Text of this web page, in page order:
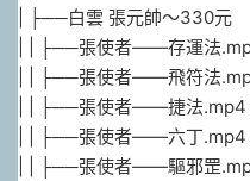
| ├──白雲 張元帥～330元
| | ├──張使者——存運法
| | ├──張使者——飛符法
| | ├──張使者——捷法.mp4
| | ├──張使者——六丁.mp4
| | ├──張使者——驅邪罡